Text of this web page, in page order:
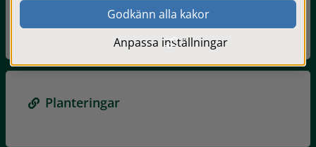
Parker och grönområden
Planteringar
Godkänn alla kakor
Anpassa inställningar